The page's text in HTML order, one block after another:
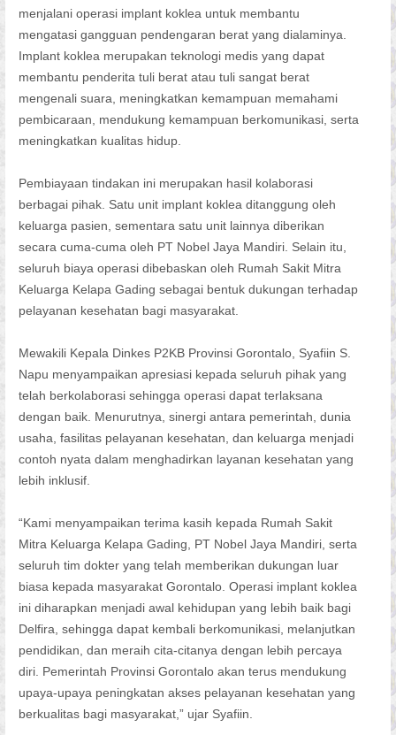
menjalani operasi implant koklea untuk membantu
mengatasi gangguan pendengaran berat yang dialaminya.
Implant koklea merupakan teknologi medis yang dapat
membantu penderita tuli berat atau tuli sangat berat
mengenali suara, meningkatkan kemampuan memahami
pembicaraan, mendukung kemampuan berkomunikasi, serta
meningkatkan kualitas hidup.
Pembiayaan tindakan ini merupakan hasil kolaborasi
berbagai pihak. Satu unit implant koklea ditanggung oleh
keluarga pasien, sementara satu unit lainnya diberikan
secara cuma-cuma oleh PT Nobel Jaya Mandiri. Selain itu,
seluruh biaya operasi dibebaskan oleh Rumah Sakit Mitra
Keluarga Kelapa Gading sebagai bentuk dukungan terhadap
pelayanan kesehatan bagi masyarakat.
Mewakili Kepala Dinkes P2KB Provinsi Gorontalo, Syafiin S.
Napu menyampaikan apresiasi kepada seluruh pihak yang
telah berkolaborasi sehingga operasi dapat terlaksana
dengan baik. Menurutnya, sinergi antara pemerintah, dunia
usaha, fasilitas pelayanan kesehatan, dan keluarga menjadi
contoh nyata dalam menghadirkan layanan kesehatan yang
lebih inklusif.
“Kami menyampaikan terima kasih kepada Rumah Sakit
Mitra Keluarga Kelapa Gading, PT Nobel Jaya Mandiri, serta
seluruh tim dokter yang telah memberikan dukungan luar
biasa kepada masyarakat Gorontalo. Operasi implant koklea
ini diharapkan menjadi awal kehidupan yang lebih baik bagi
Delfira, sehingga dapat kembali berkomunikasi, melanjutkan
pendidikan, dan meraih cita-citanya dengan lebih percaya
diri. Pemerintah Provinsi Gorontalo akan terus mendukung
upaya-upaya peningkatan akses pelayanan kesehatan yang
berkualitas bagi masyarakat,” ujar Syafiin.